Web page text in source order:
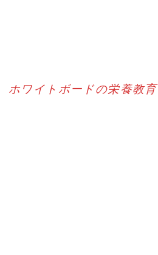
ホワイトボードの栄養教育